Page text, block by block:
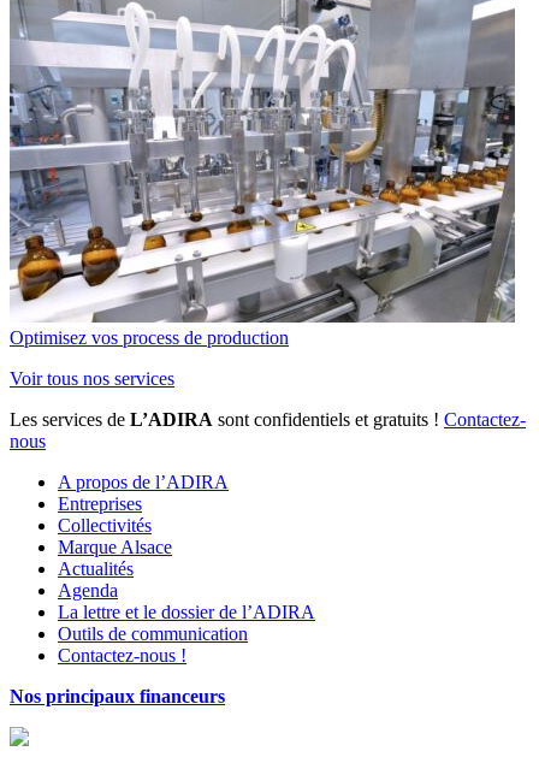
Optimisez vos process de production
Voir tous nos services
Les services de L’ADIRA sont confidentiels et gratuits ! Contactez-
nous
A propos de l’ADIRA
Entreprises
Collectivités
Marque Alsace
Actualités
Agenda
La lettre et le dossier de l’ADIRA
Outils de communication
Contactez-nous !
Nos principaux financeurs